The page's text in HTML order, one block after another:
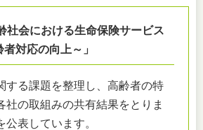
社会における生命保険サービス
対応の向上～」
する課題を整理し、高齢者の特
社の取組みの共有結果をとりま
公表しています。